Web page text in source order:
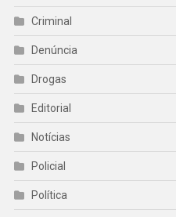
Criminal
Denúncia
Drogas
Editorial
Notícias
Policial
Política